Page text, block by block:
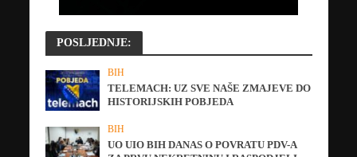
POSLJEDNJE:
BIH
TELEMACH: UZ SVE NAŠE ZMAJEVE DO
HISTORIJSKIH POBJEDA
BIH
UO UIO BIH DANAS O POVRATU PDV-A